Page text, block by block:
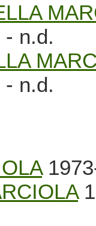
- n.d.
- n.d.